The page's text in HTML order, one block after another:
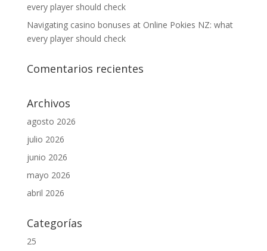
every player should check
Navigating casino bonuses at Online Pokies NZ: what
every player should check
Comentarios recientes
Archivos
agosto 2026
julio 2026
junio 2026
mayo 2026
abril 2026
Categorías
25